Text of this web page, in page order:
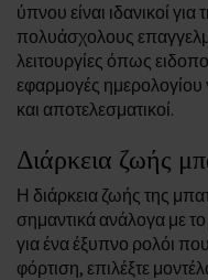
ύπνου είναι ιδανικοί
πολυάσχολους
λειτουργίες όπως
εφαρμογές ημερολογίου
και αποτελεσματικοί.
Διάρκεια ζωής
Η διάρκεια ζωής της
σημαντικά ανάλογα με
για ένα έξυπνο ρολόι
φόρτιση, επιλέξτε